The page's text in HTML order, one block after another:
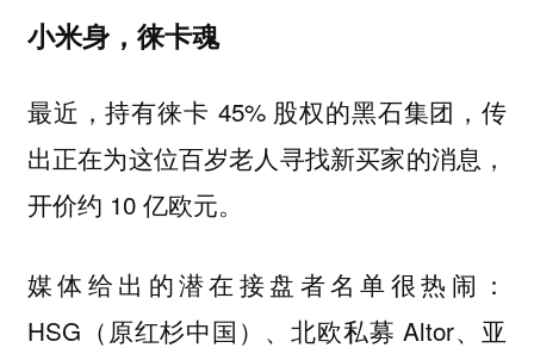
小米身，徕卡魂
最近，持有徕卡 45% 股权的黑石集团，传
出正在为这位百岁老人寻找新买家的消息，
开价约 10 亿欧元。
媒体给出的潜在接盘者名单很热闹：
HSG（原红杉中国）、北欧私募 Altor、亚